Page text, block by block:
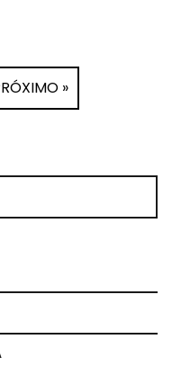
»